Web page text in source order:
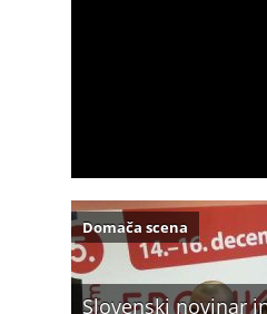
Slovenski novinar
Domača scena